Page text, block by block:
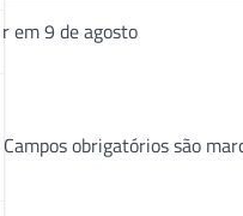
em 9 de agosto
Campos obrigatórios são